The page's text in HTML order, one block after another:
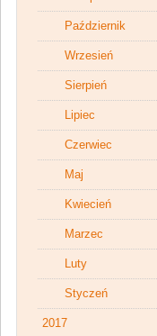
Październik
Wrzesień
Sierpień
Lipiec
Czerwiec
Maj
Kwiecień
Marzec
Luty
Styczeń
2017